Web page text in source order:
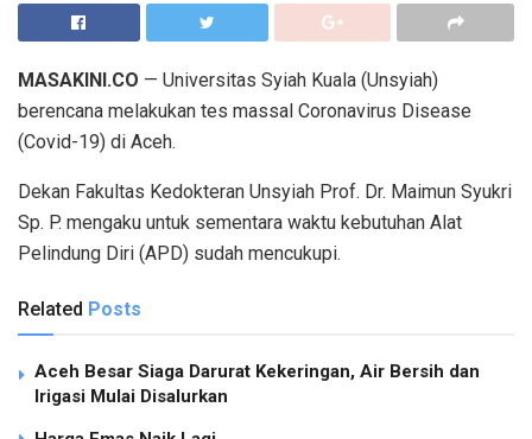
MASAKINI.CO — Universitas Syiah Kuala (Unsyiah)
berencana melakukan tes massal Coronavirus Disease
(Covid-19) di Aceh.
Dekan Fakultas Kedokteran Unsyiah Prof. Dr. Maimun Syukri
Sp. P. mengaku untuk sementara waktu kebutuhan Alat
Pelindung Diri (APD) sudah mencukupi.
Related Posts
Aceh Besar Siaga Darurat Kekeringan, Air Bersih dan
Irigasi Mulai Disalurkan